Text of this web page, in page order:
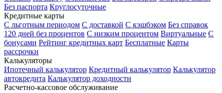
Без паспорта Круглосуточные
Кредитные карты
С льготным периодом С доставкой С кэшбэком Без справок
120 дней без процентов С низким процентом Виртуальные С
бонусами Рейтинг кредитных карт Бесплатные Карты
рассрочки
Калькуляторы
Ипотечный калькулятор Кредитный калькулятор Калькулятор
автокредита Калькулятор доходности
Расчетно-кассовое обслуживание